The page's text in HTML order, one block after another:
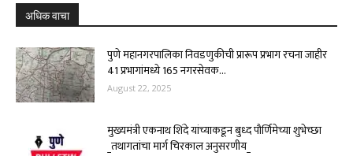
अधिक वाचा
पुणे महानगरपालिका निवडणुकीची प्रारूप प्रभाग रचना जाहीर
41 प्रभागांमध्ये 165 नगरसेवक...
August 22, 2025
मुख्यमंत्री एकनाथ शिंदे यांच्याकडून बुध्द पौर्णिमेच्या शुभेच्छा
_तथागतांचा मार्ग चिरकाल अनुसरणीय_